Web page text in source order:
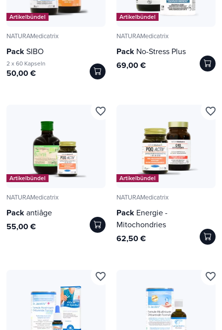
Artikelbündel
NATURAMedicatrix
PackSIBO
2 x 60 Kapseln
50,00 €
Artikelbündel
NATURAMedicatrix
Pack No-Stress Plus
69,00 €
Artikelbündel
NATURAMedicatrix
Packantiâge
55,00 €
favorite_border
Artikelbündel
NATURAMedicatrix
Pack Energie -
Mitochondries
62,50 €
favorite_border
favorite_border favorite_border